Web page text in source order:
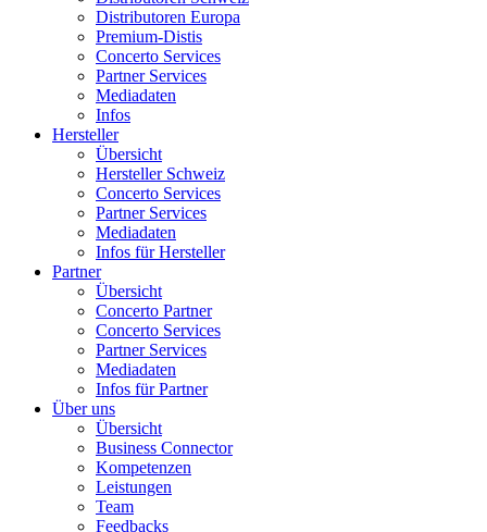
Distributoren Europa
Premium-Distis
Concerto Services
Partner Services
Mediadaten
Infos
Hersteller
Übersicht
Hersteller Schweiz
Concerto Services
Partner Services
Mediadaten
Infos für Hersteller
Partner
Übersicht
Concerto Partner
Concerto Services
Partner Services
Mediadaten
Infos für Partner
Über uns
Übersicht
Business Connector
Kompetenzen
Leistungen
Team
Feedbacks